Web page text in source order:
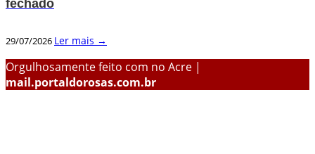
fechado
29/07/2026 Ler mais →
Orgulhosamente feito com no Acre |
mail.portaldorosas.com.br